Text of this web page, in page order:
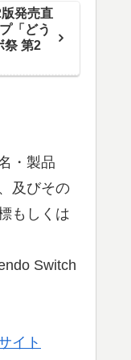
発売直
「どう
祭 第2
・製品
及びその
もしくは
Switch
イト